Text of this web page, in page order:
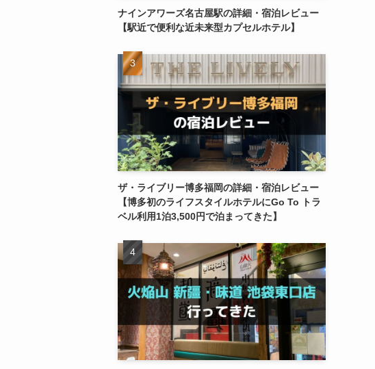
ナインアワーズ名古屋駅の詳細・宿泊レビュー
【駅近で便利な近未来型カプセルホテル】
ザ・ライブリー博多福岡の詳細・宿泊レビュー
【博多初のライフスタイルホテルにGo To トラ
ベル利用1泊3,500円で泊まってきた】